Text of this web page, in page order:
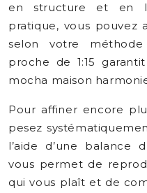
en structure et en
pratique, vous pouvez
selon votre méthode
proche de 1:15
mocha maison
Pour affiner encore
pesez
l’aide d’une balance
vous permet de
qui vous plaît et de